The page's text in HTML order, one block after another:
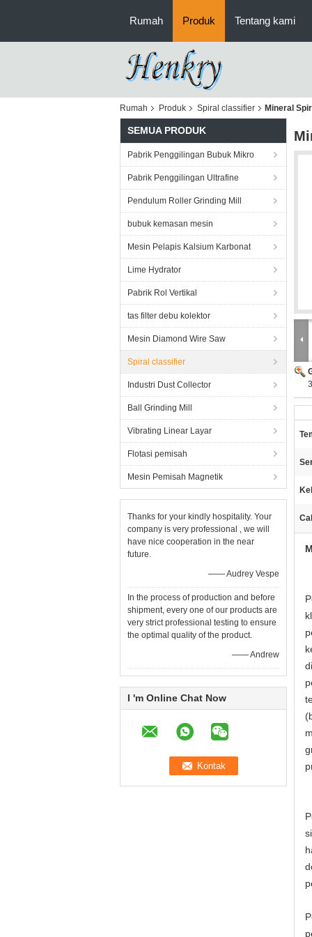
Rumah Produk Tentang kami
Rumah Produk Spiral classifier Mineral
SEMUA PRODUK
Pabrik Penggilingan Bubuk Mikro
Pabrik Penggilingan Ultrafine
Pendulum Roller Grinding Mill
bubuk kemasan mesin
Mesin Pelapis Kalsium Karbonat
Lime Hydrator
Pabrik Rol Vertikal
tas filter debu kolektor
Mesin Diamond Wire Saw
Spiral classifier
Industri Dust Collector
Ball Grinding Mill
Vibrating Linear Layar
Flotasi pemisah
Mesin Pemisah Magnetik
Thanks for your kindly hospitality. Your
company is very professional , we will
have nice cooperation in the near
future.
—— Audrey Vespe
In the process of production and before
shipment, every one of our products are
very strict professional testing to ensure
the optimal quality of the product.
—— Andrew
I 'm Online Chat Now